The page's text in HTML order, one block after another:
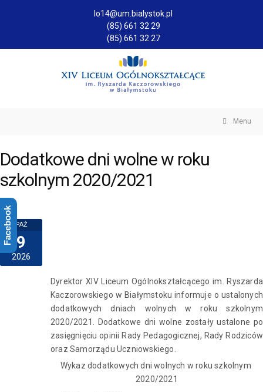
lo14@um.bialystok.pl
(85) 661 32 29
(85) 661 32 27
Menu
Dodatkowe dni wolne w roku
szkolnym 2020/2021
PAŹ
9
2026
Dyrektor XIV Liceum Ogólnokształcącego im. Ryszarda
Kaczorowskiego w Białymstoku informuje o ustalonych
dodatkowych dniach wolnych w roku szkolnym
2020/2021. Dodatkowe dni wolne zostały ustalone po
zasięgnięciu opinii Rady Pedagogicznej, Rady Rodziców
oraz Samorządu Uczniowskiego.
Wykaz dodatkowych dni wolnych w roku szkolnym
2020/2021
Facebook